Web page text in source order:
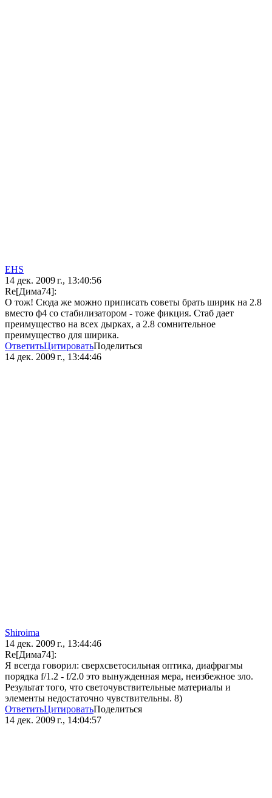
EHS
14 дек. 2009 г., 13:40:56
Re[Дима74]:
О тож! Сюда же можно приписать советы брать ширик на 2.8
вместо ф4 со стабилизатором - тоже фикция. Стаб дает
преимущество на всех дырках, а 2.8 сомнительное
преимущество для ширика.
ОтветитьЦитироватьПоделиться
14 дек. 2009 г., 13:44:46
Shiroima
14 дек. 2009 г., 13:44:46
Re[Дима74]:
Я всегда говорил: сверхсветосильная оптика, диафрагмы
порядка f/1.2 - f/2.0 это вынужденная мера, неизбежное зло.
Результат того, что светочувствительные материалы и
элементы недостаточно чувствительны. 8)
ОтветитьЦитироватьПоделиться
14 дек. 2009 г., 14:04:57